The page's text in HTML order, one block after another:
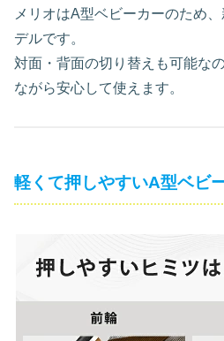
メリオはA型ベビーカーのため
デルです。
対面・背面の切り替えも可能な
ながら安心して使えます。
軽くて押しやすいA型ベビ